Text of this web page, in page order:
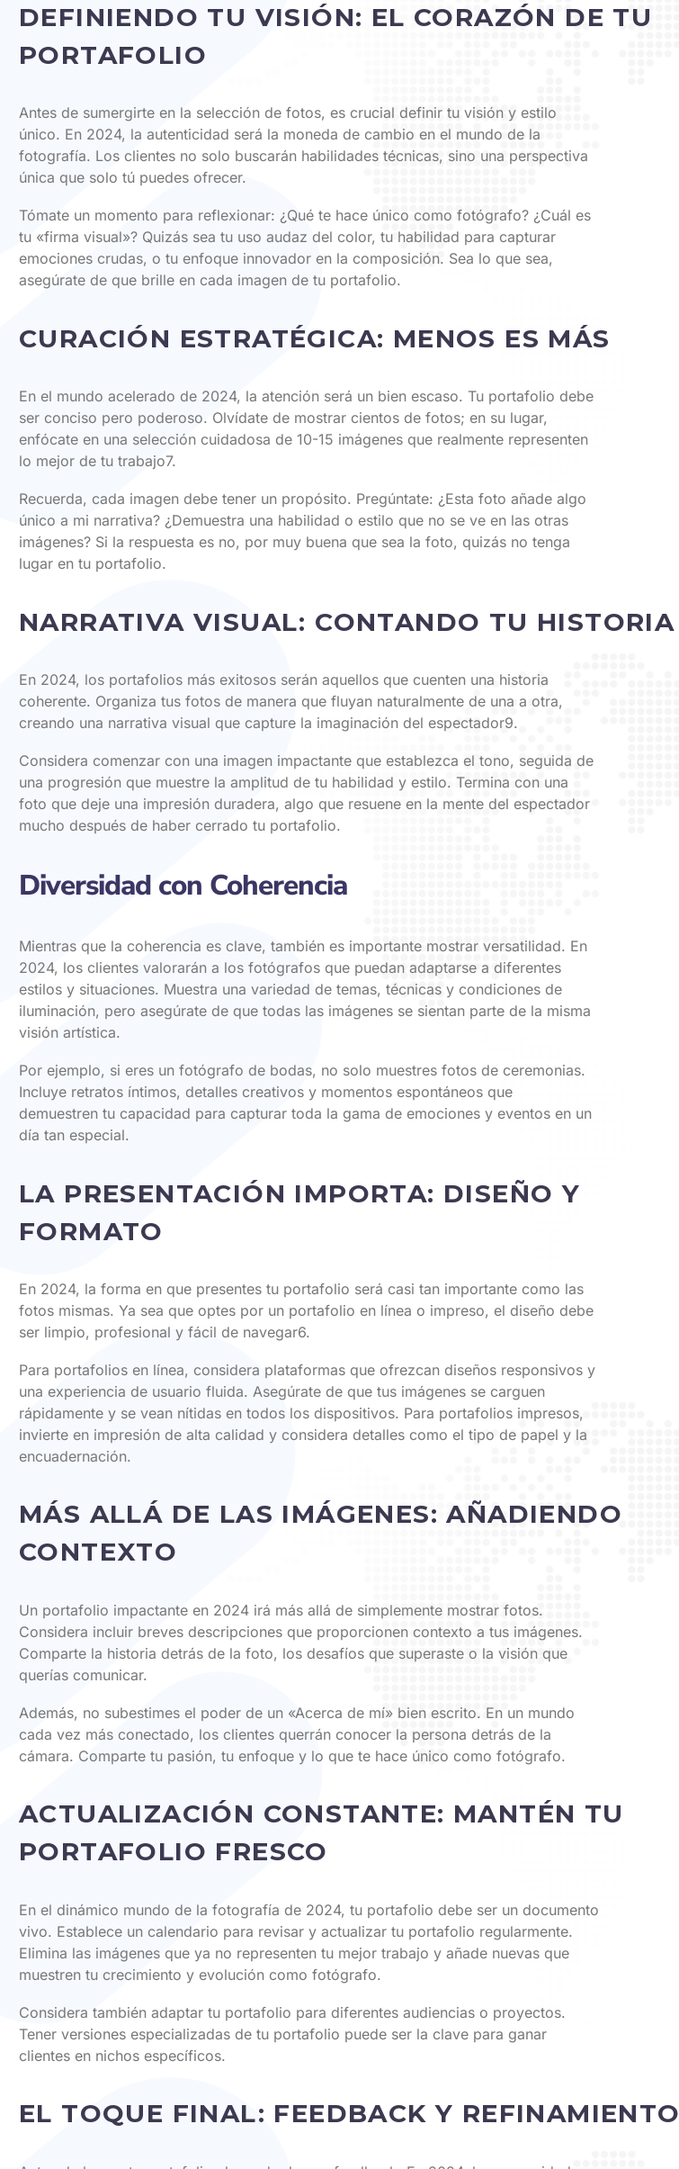
DEFINIENDO TU VISIÓN: EL CORAZÓN DE TU
PORTAFOLIO
Antes de sumergirte en la selección de fotos, es crucial definir tu visión y estilo
único. En 2024, la autenticidad será la moneda de cambio en el mundo de la
fotografía. Los clientes no solo buscarán habilidades técnicas, sino una perspectiva
única que solo tú puedes ofrecer.
Tómate un momento para reflexionar: ¿Qué te hace único como fotógrafo? ¿Cuál es
tu «firma visual»? Quizás sea tu uso audaz del color, tu habilidad para capturar
emociones crudas, o tu enfoque innovador en la composición. Sea lo que sea,
asegúrate de que brille en cada imagen de tu portafolio.
CURACIÓN ESTRATÉGICA: MENOS ES MÁS
En el mundo acelerado de 2024, la atención será un bien escaso. Tu portafolio debe
ser conciso pero poderoso. Olvídate de mostrar cientos de fotos; en su lugar,
enfócate en una selección cuidadosa de 10-15 imágenes que realmente representen
lo mejor de tu trabajo7.
Recuerda, cada imagen debe tener un propósito. Pregúntate: ¿Esta foto añade algo
único a mi narrativa? ¿Demuestra una habilidad o estilo que no se ve en las otras
imágenes? Si la respuesta es no, por muy buena que sea la foto, quizás no tenga
lugar en tu portafolio.
NARRATIVA VISUAL: CONTANDO TU HISTORIA
En 2024, los portafolios más exitosos serán aquellos que cuenten una historia
coherente. Organiza tus fotos de manera que fluyan naturalmente de una a otra,
creando una narrativa visual que capture la imaginación del espectador9.
Considera comenzar con una imagen impactante que establezca el tono, seguida de
una progresión que muestre la amplitud de tu habilidad y estilo. Termina con una
foto que deje una impresión duradera, algo que resuene en la mente del espectador
mucho después de haber cerrado tu portafolio.
Diversidad con Coherencia
Mientras que la coherencia es clave, también es importante mostrar versatilidad. En
2024, los clientes valorarán a los fotógrafos que puedan adaptarse a diferentes
estilos y situaciones. Muestra una variedad de temas, técnicas y condiciones de
iluminación, pero asegúrate de que todas las imágenes se sientan parte de la misma
visión artística.
Por ejemplo, si eres un fotógrafo de bodas, no solo muestres fotos de ceremonias.
Incluye retratos íntimos, detalles creativos y momentos espontáneos que
demuestren tu capacidad para capturar toda la gama de emociones y eventos en un
día tan especial.
LA PRESENTACIÓN IMPORTA: DISEÑO Y
FORMATO
En 2024, la forma en que presentes tu portafolio será casi tan importante como las
fotos mismas. Ya sea que optes por un portafolio en línea o impreso, el diseño debe
ser limpio, profesional y fácil de navegar6.
Para portafolios en línea, considera plataformas que ofrezcan diseños responsivos y
una experiencia de usuario fluida. Asegúrate de que tus imágenes se carguen
rápidamente y se vean nítidas en todos los dispositivos. Para portafolios impresos,
invierte en impresión de alta calidad y considera detalles como el tipo de papel y la
encuadernación.
MÁS ALLÁ DE LAS IMÁGENES: AÑADIENDO
CONTEXTO
Un portafolio impactante en 2024 irá más allá de simplemente mostrar fotos.
Considera incluir breves descripciones que proporcionen contexto a tus imágenes.
Comparte la historia detrás de la foto, los desafíos que superaste o la visión que
querías comunicar.
Además, no subestimes el poder de un «Acerca de mí» bien escrito. En un mundo
cada vez más conectado, los clientes querrán conocer la persona detrás de la
cámara. Comparte tu pasión, tu enfoque y lo que te hace único como fotógrafo.
ACTUALIZACIÓN CONSTANTE: MANTÉN TU
PORTAFOLIO FRESCO
En el dinámico mundo de la fotografía de 2024, tu portafolio debe ser un documento
vivo. Establece un calendario para revisar y actualizar tu portafolio regularmente.
Elimina las imágenes que ya no representen tu mejor trabajo y añade nuevas que
muestren tu crecimiento y evolución como fotógrafo.
Considera también adaptar tu portafolio para diferentes audiencias o proyectos.
Tener versiones especializadas de tu portafolio puede ser la clave para ganar
clientes en nichos específicos.
EL TOQUE FINAL: FEEDBACK Y REFINAMIENTO